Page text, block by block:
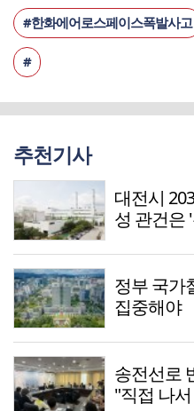
#한화에어로스페이스폭발사고
#
추천기사
대전시
성 관건은
정부 국가
집중해야
송전선로
"직접 나